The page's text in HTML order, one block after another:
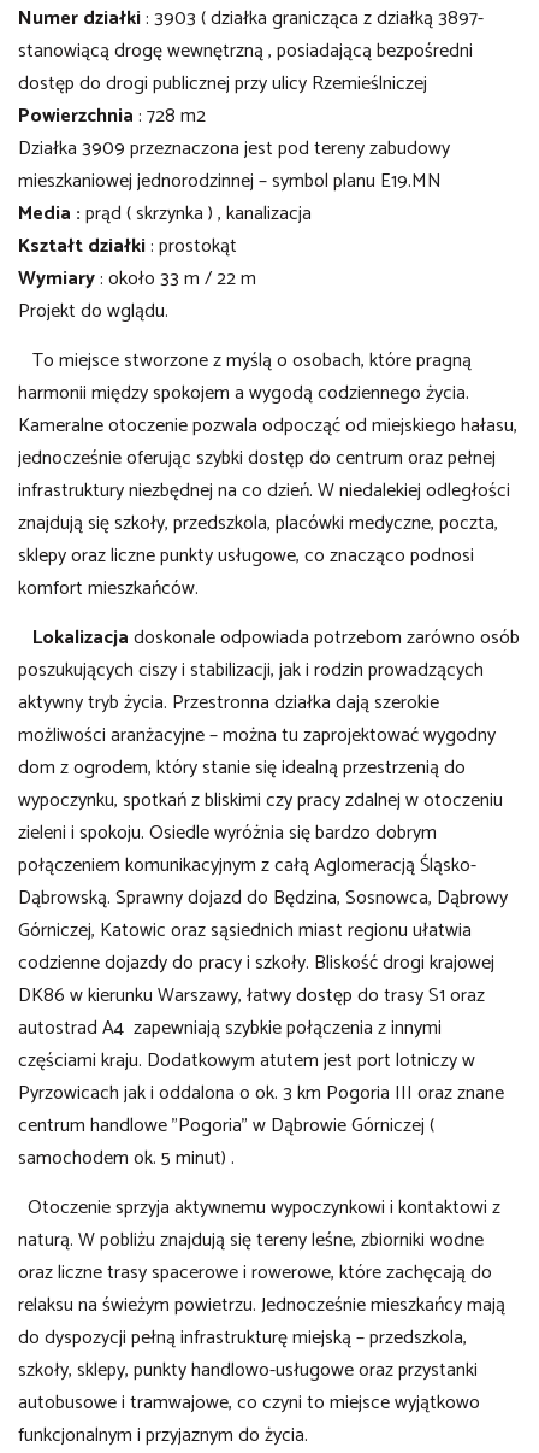
Numer działki: 3903 ( działka granicząca z działką 3897-
stanowiącą drogę wewnętrzną , posiadającą bezpośredni
dostęp do drogi publicznejprzy ulicy Rzemieślniczej
Powierzchnia: 728 m2
Działka 3909 przeznaczona jest pod tereny zabudowy
mieszkaniowej jednorodzinnej – symbol planu E19.MN
Media :prąd ( skrzynka ) , kanalizacja
Kształt działki: prostokąt
Wymiary: około 33 m / 22 m
Projekt do wglądu.
To miejsce stworzone z myślą o osobach, które pragną
harmonii między spokojem a wygodą codziennego życia.
Kameralne otoczenie pozwala odpocząć od miejskiego hałasu,
jednocześnie oferując szybki dostęp do centrum oraz pełnej
infrastruktury niezbędnej na co dzień. W niedalekiej odległości
znajdują się szkoły, przedszkola, placówki medyczne, poczta,
sklepy oraz liczne punkty usługowe, co znacząco podnosi
komfort mieszkańców.
Lokalizacjadoskonale odpowiada potrzebom zarówno osób
poszukujących ciszy i stabilizacji, jak i rodzin prowadzących
aktywny tryb życia. Przestronna działka dają szerokie
możliwości aranżacyjne – można tu zaprojektować wygodny
dom z ogrodem, który stanie się idealną przestrzenią do
wypoczynku, spotkań z bliskimi czy pracy zdalnej w otoczeniu
zieleni i spokoju.Osiedle wyróżnia się bardzo dobrym
połączeniem komunikacyjnym z całą Aglomeracją Śląsko-
Dąbrowską. Sprawny dojazd do Będzina, Sosnowca, Dąbrowy
Górniczej, Katowic oraz sąsiednich miast regionu ułatwia
codzienne dojazdy do pracy i szkoły. Bliskość drogi krajowej
DK86 w kierunku Warszawy, łatwy dostęp do trasy S1 oraz
autostrad A4 zapewniają szybkie połączenia z innymi
częściami kraju. Dodatkowym atutem jest port lotniczy w
Pyrzowicach jak i oddalona o ok. 3 km Pogoria III oraz znane
centrum handlowe "Pogoria" w Dąbrowie Górniczej (
samochodem ok. 5 minut) .
Otoczenie sprzyja aktywnemu wypoczynkowi i kontaktowi z
naturą. W pobliżu znajdują się tereny leśne, zbiorniki wodne
oraz liczne trasy spacerowe i rowerowe, które zachęcają do
relaksu na świeżym powietrzu. Jednocześnie mieszkańcy mają
do dyspozycji pełną infrastrukturę miejską – przedszkola,
szkoły, sklepy, punkty handlowo-usługowe oraz przystanki
autobusowe i tramwajowe, co czyni to miejsce wyjątkowo
funkcjonalnym i przyjaznym do życia.